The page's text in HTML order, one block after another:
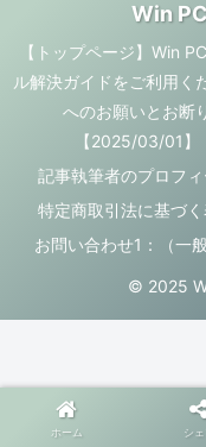
Win
【トップページ】Win
ル解決ガイドをご利用く
へのお願いとお断
【2025/03/01】
記事執筆者のプロフ
特定商取引法に基づ
お問い合わせ1：（一般
© 2025
ホーム シ